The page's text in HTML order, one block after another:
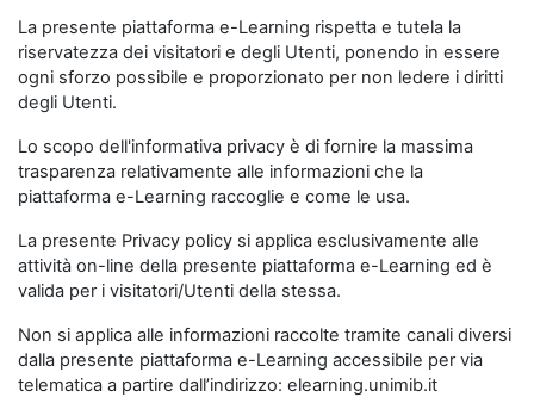
La presente piattaforma e-Learning rispetta e tutela la
riservatezza dei visitatori e degli Utenti, ponendo in essere
ogni sforzo possibile e proporzionato per non ledere i diritti
degli Utenti.
Lo scopo dell'informativa privacy è di fornire la massima
trasparenza relativamente alle informazioni che la
piattaforma e-Learning raccoglie e come le usa.
La presente Privacy policy si applica esclusivamente alle
attività on-line della presente piattaforma e-Learning ed è
valida per i visitatori/Utenti della stessa.
Non si applica alle informazioni raccolte tramite canali diversi
dalla presente piattaforma e-Learning accessibile per via
telematica a partire dall’indirizzo: elearning.unimib.it